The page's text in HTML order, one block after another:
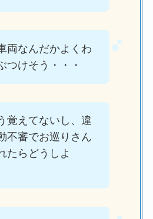
両なんだかよくわ
つけそう・・・
覚えてないし、違
不審でお巡りさん
たらどうしよ